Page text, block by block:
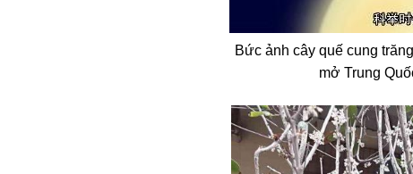
Bức ảnh cây quế cung
mở Trung